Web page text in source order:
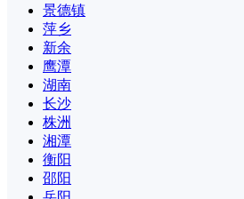
景德镇
萍乡
新余
鹰潭
湖南
长沙
株洲
湘潭
衡阳
邵阳